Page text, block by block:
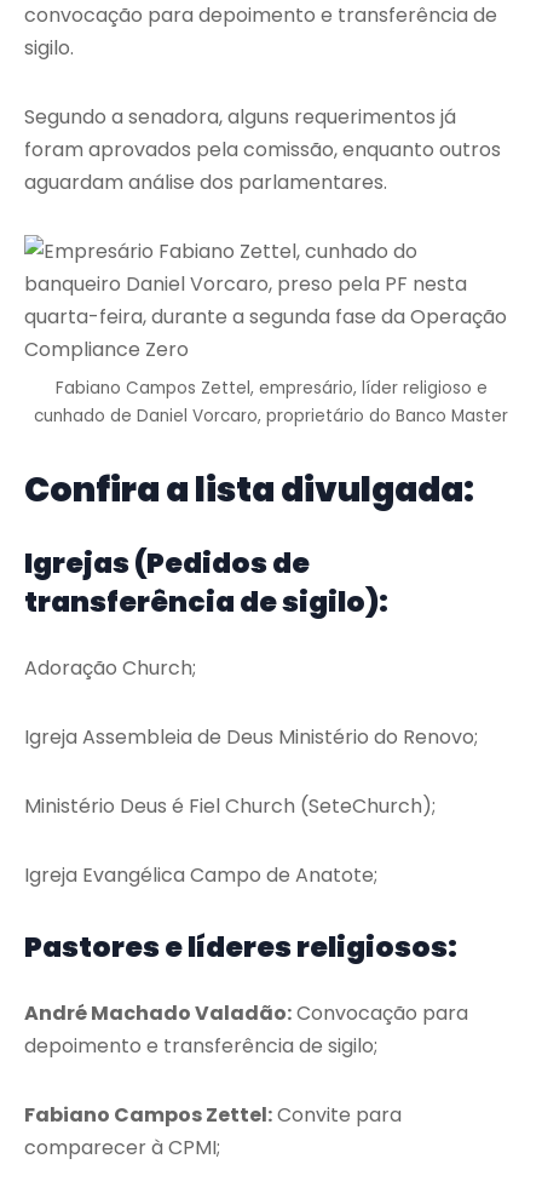
convocação para depoimento e transferência de
sigilo.
Segundo a senadora, alguns requerimentos já
foram aprovados pela comissão, enquanto outros
aguardam análise dos parlamentares.
Fabiano Campos Zettel, empresário, líder religioso e
cunhado de Daniel Vorcaro, proprietário do Banco Master
Confira a lista divulgada:
Igrejas (Pedidos de
transferência de sigilo):
Adoração Church;
Igreja Assembleia de Deus Ministério do Renovo;
Ministério Deus é Fiel Church (SeteChurch);
Igreja Evangélica Campo de Anatote;
Pastores e líderes religiosos:
André Machado Valadão:Convocação para
depoimento e transferência de sigilo;
Fabiano Campos Zettel:Convite para
comparecer à CPMI;